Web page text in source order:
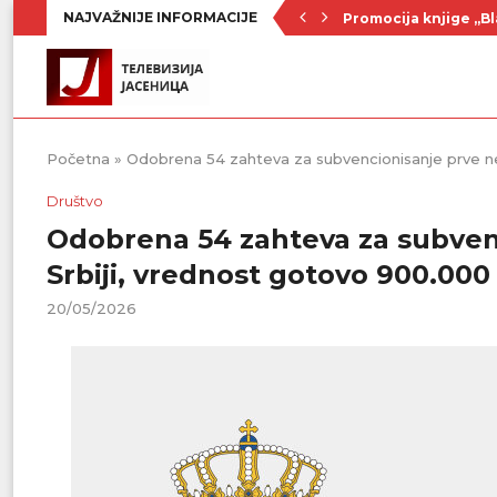
NAJVAŽNIJE INFORMACIJE Promocija knjige
Početna » Odobrena 54 zahteva za subvencionisanje prve
Društvo
Odobrena 54 zahteva za
Srbiji, vrednost gotovo 900.000
20/05/2026